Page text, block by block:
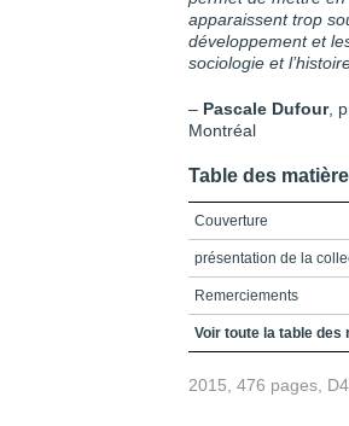
apparaissent trop
développement et
sociologie et
– Pascale Dufour,
Montréal
Table des
Couverture
présentation de la
Remerciements
Table des matières
Voir toute la table des
2015, 476 pages,